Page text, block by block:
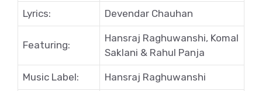
Lyrics: Devendar Chauhan
Featuring:
Hansraj Raghuwanshi, Komal
Saklani & Rahul Panja
Music Label: Hansraj Raghuwanshi